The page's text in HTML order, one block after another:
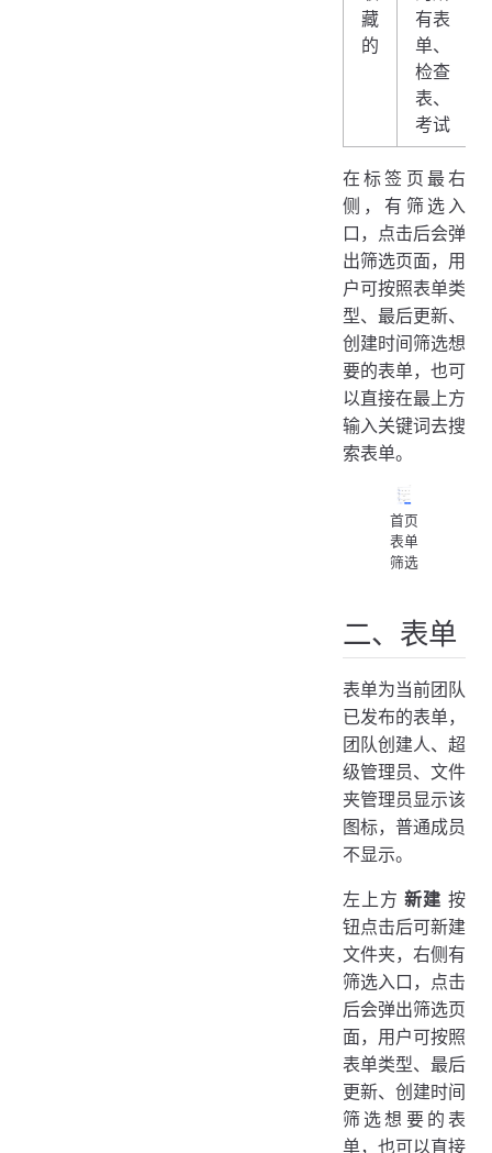
藏
的
有表
单、
检查
表、
考试
在标签页最右
侧，有筛选入
口，点击后会弹
出筛选页面，用
户可按照表单类
型、最后更新、
创建时间筛选想
要的表单，也可
以直接在最上方
输入关键词去搜
索表单。
首页
表单
筛选
二、表单
表单为当前团队
已发布的表单，
团队创建人、超
级管理员、文件
夹管理员显示该
图标，普通成员
不显示。
左上方新建 按
钮点击后可新建
文件夹，右侧有
筛选入口，点击
后会弹出筛选页
面，用户可按照
表单类型、最后
更新、创建时间
筛选想要的表
单，也可以直接